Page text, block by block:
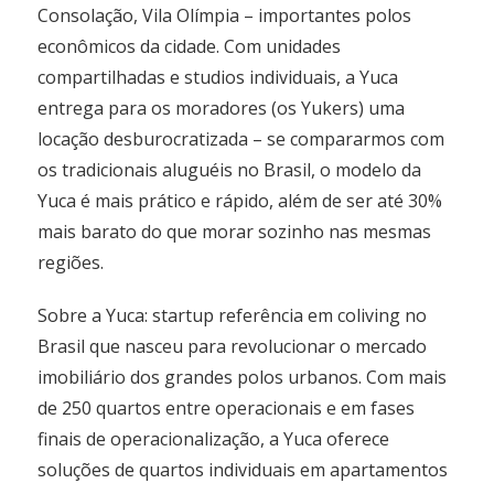
Consolação, Vila Olímpia – importantes polos
econômicos da cidade. Com unidades
compartilhadas e studios individuais, a Yuca
entrega para os moradores (os Yukers) uma
locação desburocratizada – se compararmos com
os tradicionais aluguéis no Brasil, o modelo da
Yuca é mais prático e rápido, além de ser até 30%
mais barato do que morar sozinho nas mesmas
regiões.
Sobre a Yuca: startup referência em coliving no
Brasil que nasceu para revolucionar o mercado
imobiliário dos grandes polos urbanos. Com mais
de 250 quartos entre operacionais e em fases
finais de operacionalização, a Yuca oferece
soluções de quartos individuais em apartamentos